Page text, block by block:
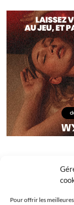
Pour offrir les